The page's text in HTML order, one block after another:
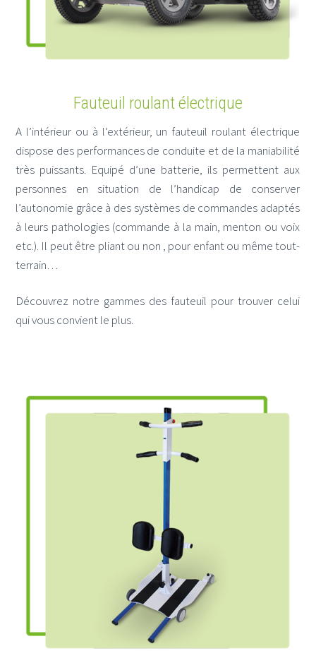
Fauteuil roulant électrique
A l’intérieur ou à l’extérieur, un fauteuil roulant électrique
dispose des performances de conduite et de la maniabilité
très puissants. Equipé d’une batterie, ils permettent aux
personnes en situation de l’handicap de conserver
l’autonomie grâce à des systèmes de commandes adaptés
à leurs pathologies (commande à la main, menton ou voix
etc.). Il peut être pliant ou non , pour enfant ou même tout-
terrain…
Découvrez notre gammes des fauteuil pour trouver celui
qui vous convient le plus.